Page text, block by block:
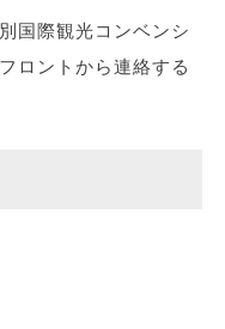
国際観光コンベンシ
ロントから連絡する